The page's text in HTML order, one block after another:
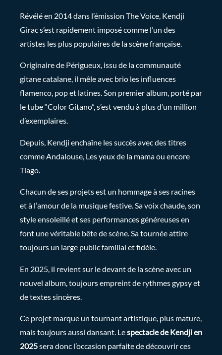
Révélé en 2014 dans l’émission The Voice, Kendji
Girac s’est rapidement imposé comme l’un des
artistes les plus populaires de la scène française.
Originaire de Périgueux, issu de la communauté
gitane catalane, il mêle avec brio les influences
flamenco, pop et latines. Son premier album, porté par
le tube “Color Gitano”, s’est vendu à plus d’un million
d’exemplaires.
Depuis, Kendji enchaîne les succès avec des titres
comme Andalouse, Les yeux de la mama ou encore
Tiago.
Chacun de ses projets est un hommage à ses racines
et à l’amour de la musique festive. Sa voix chaude, son
style ensoleillé et ses performances généreuses en
font une véritable bête de scène. Sa tournée attire
toujours un large public familial et fidèle.
En 2025, il revient sur le devant de la scène avec un
nouvel album, toujours empreint de rythmes gypsy et
de textes sincères.
Ce projet marque un tournant artistique, plus mature,
mais toujours aussi dansant. Lespectacle de Kendji en
2025sera donc l’occasion parfaite de découvrir ces